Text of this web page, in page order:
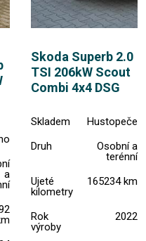
a
Skoda Superb 2.0
TSI 206kW Scout
Combi 4x4 DSG
Skladem
Hustopeče
Druh
Osobní a
terénní
Ujeté
kilometry
165234 km
Rok
výroby
2022